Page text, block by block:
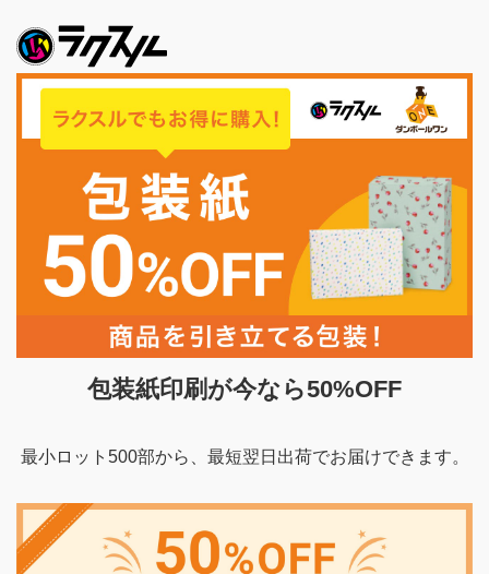
包装紙印刷が今なら50%OFF
最小ロット500部から、最短翌日出荷でお届けできます。